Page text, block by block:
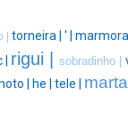
| torneira | ' |
rigui | sobradinho |
| he | tele |